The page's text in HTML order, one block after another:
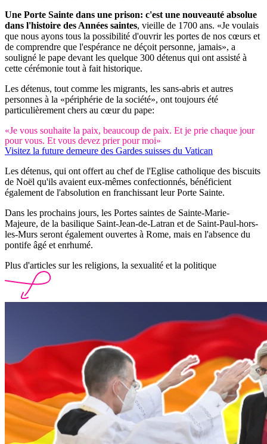
Une Porte Sainte dans une prison: c'est une nouveauté absolue
dans l'histoire des Années saintes, vieille de 1700 ans. «Je voulais
que nous ayons tous la possibilité d'ouvrir les portes de nos cœurs et
de comprendre que l'espérance ne déçoit personne, jamais», a
souligné le pape devant les quelque 300 détenus qui ont assisté à
cette cérémonie tout à fait historique.
Les détenus, tout comme les migrants, les sans-abris et autres
personnes à la «périphérie de la société», ont toujours été
particulièrement chers au cœur du pape:
«Je vous souhaite la paix, beaucoup de paix. Et je prie chaque jour
pour vous. Et vous devez prier pour moi»
Visitez la future demeure des Gardes suisses du Vatican​
Les détenus, qui ont offert au chef de l'Eglise catholique des biscuits
de Noël qu'ils avaient eux-mêmes confectionnés, bénéficient
également de l'absolution en franchissant leur Porte Sainte.
Dans les prochains jours, les Portes saintes de Sainte-Marie-
Majeure, de la basilique Saint-Jean-de-Latran et de Saint-Paul-hors-
les-Murs seront également ouvertes à Rome, mais en l'absence du
pontife âgé et enrhumé.
Plus d'articles sur les religions, la sexualité et la politique